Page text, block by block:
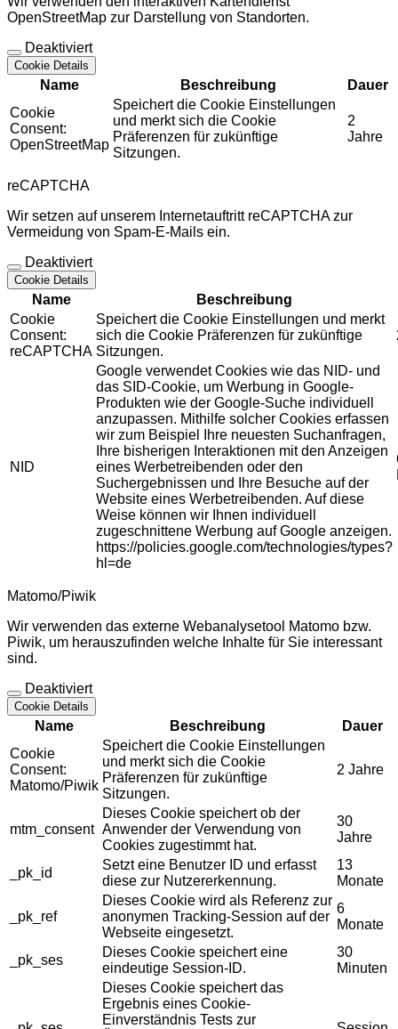
OpenStreetMap zur Darstellung von Standorten.
Deaktiviert
Cookie Details
Name Beschreibung
Dauer
Cookie
Consent:
OpenStreetMap
Speichert die Cookie Einstellungen
und merkt sich die Cookie
Präferenzen für zukünftige
Sitzungen.
2
Jahre
reCAPTCHA
Wir setzen auf unserem Internetauftritt reCAPTCHA zur
Vermeidung von Spam-E-Mails ein.
Deaktiviert
Cookie Details
Name
Beschreibung
Cookie
Consent:
reCAPTCHA
Speichert die Cookie Einstellungen und merkt
sich die Cookie Präferenzen für zukünftige
Sitzungen.
NID
Google verwendet Cookies wie das NID- und
das SID-Cookie, um Werbung in Google-
Produkten wie der Google-Suche individuell
anzupassen. Mithilfe solcher Cookies erfassen
wir zum Beispiel Ihre neuesten Suchanfragen,
Ihre bisherigen Interaktionen mit den Anzeigen
eines Werbetreibenden oder den
Suchergebnissen und Ihre Besuche auf der
Website eines Werbetreibenden. Auf diese
Weise können wir Ihnen individuell
zugeschnittene Werbung auf Google anzeigen.
https://policies.google.com/technologies/types?
hl=de
Matomo/Piwik
Wir verwenden das externe Webanalysetool Matomo bzw.
Piwik, um herauszufinden welche Inhalte für Sie interessant
sind.
Deaktiviert
Cookie Details
Name Beschreibung
Dauer
Cookie
Consent:
Matomo/Piwik
Speichert die Cookie Einstellungen
und merkt sich die Cookie
Präferenzen für zukünftige
Sitzungen.
2 Jahre
mtm_consent
Dieses Cookie speichert ob der
Anwender der Verwendung von
Cookies zugestimmt hat.
30
Jahre
_pk_id
Setzt eine Benutzer ID und erfasst
diese zur Nutzererkennung.
13
Monate
_pk_ref
Dieses Cookie wird als Referenz zur
anonymen Tracking-Session auf der
Webseite eingesetzt.
6
Monate
_pk_ses
Dieses Cookie speichert eine
eindeutige Session-ID.
30
Minuten
Dieses Cookie speichert das
Ergebnis eines Cookie-
Einverständnis Tests zur